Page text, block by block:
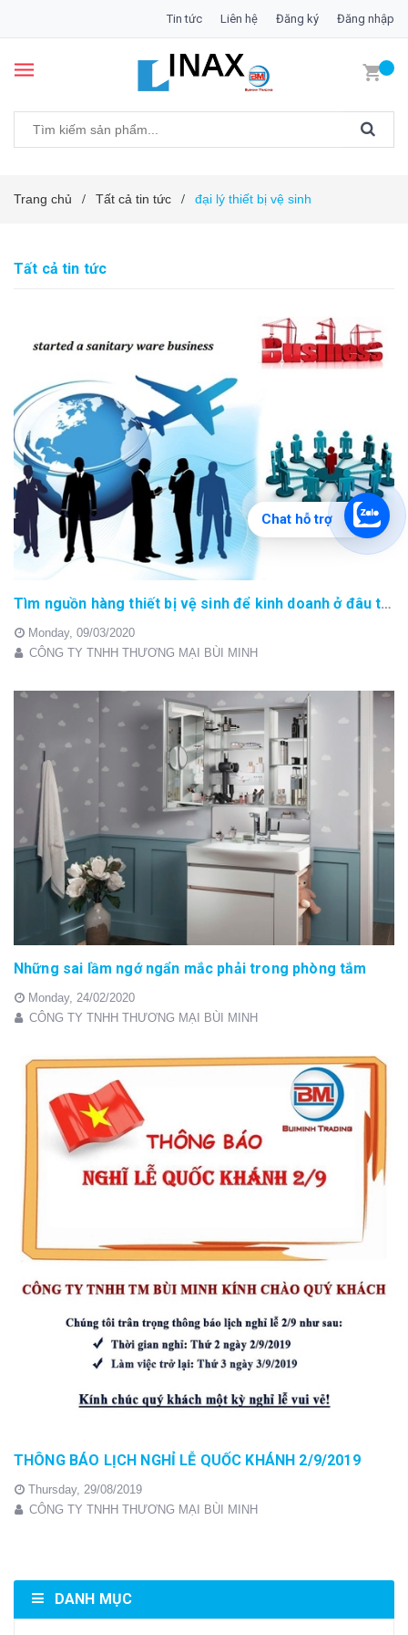
Tin tức Liên hệ Đăng ký Đăng nhập
Trang chủ / Tất cả tin tức / đại lý thiết bị vệ sinh
Tất cả tin tức
Tìm nguồn hàng thiết bị vệ sinh để kinh doanh ở đâu tốt
Monday, 09/03/2020
CÔNG TY TNHH THƯƠNG MẠI BÙI MINH
Những sai lầm ngớ ngẩn mắc phải trong phòng tắm
Monday, 24/02/2020
CÔNG TY TNHH THƯƠNG MẠI BÙI MINH
THÔNG BÁO LỊCH NGHỈ LỄ QUỐC KHÁNH 2/9/2019
Thursday, 29/08/2019
CÔNG TY TNHH THƯƠNG MẠI BÙI MINH
DANH MỤC
Chat hỗ trợ